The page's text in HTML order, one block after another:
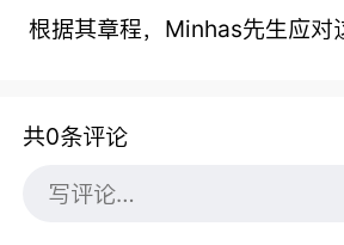
根据其章程，Minhas先生应对
共0条评论